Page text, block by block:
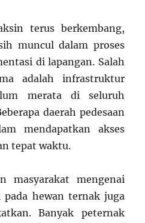
terus berkembang,
muncul dalam proses
di lapangan. Salah
adalah infrastruktur
merata di seluruh
daerah pedesaan
mendapatkan akses
tepat waktu.
masyarakat mengenai
pada hewan ternak juga
Banyak peternak